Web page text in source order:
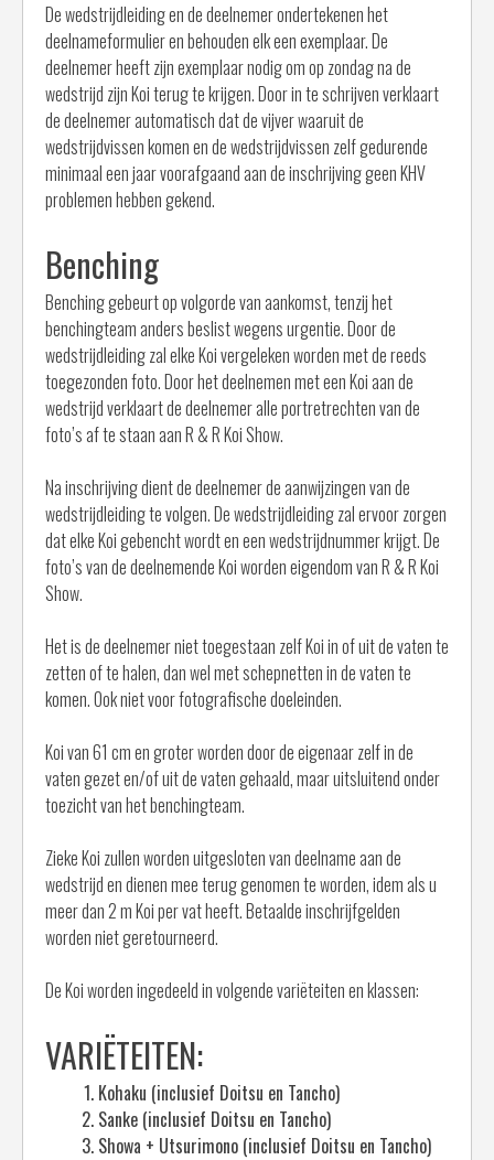
De wedstrijdleiding en de deelnemer ondertekenen het
deelnameformulier en behouden elk een exemplaar. De
deelnemer heeft zijn exemplaar nodig om op zondag na de
wedstrijd zijn Koi terug te krijgen. Door in te schrijven verklaart
de deelnemer automatisch dat de vijver waaruit de
wedstrijdvissen komen en de wedstrijdvissen zelf gedurende
minimaal een jaar voorafgaand aan de inschrijving geen KHV
problemen hebben gekend.
Benching
Benching gebeurt op volgorde van aankomst, tenzij het
benchingteam anders beslist wegens urgentie. Door de
wedstrijdleiding zal elke Koi vergeleken worden met de reeds
toegezonden foto. Door het deelnemen met een Koi aan de
wedstrijd verklaart de deelnemer alle portretrechten van de
foto’s af te staan aan R & R Koi Show.
Na inschrijving dient de deelnemer de aanwijzingen van de
wedstrijdleiding te volgen. De wedstrijdleiding zal ervoor zorgen
dat elke Koi gebencht wordt en een wedstrijdnummer krijgt. De
foto’s van de deelnemende Koi worden eigendom van R & R Koi
Show.
Het is de deelnemer niet toegestaan zelf Koi in of uit de vaten te
zetten of te halen, dan wel met schepnetten in de vaten te
komen. Ook niet voor fotografische doeleinden.
Koi van 61 cm en groter worden door de eigenaar zelf in de
vaten gezet en/of uit de vaten gehaald, maar uitsluitend onder
toezicht van het benchingteam.
Zieke Koi zullen worden uitgesloten van deelname aan de
wedstrijd en dienen mee terug genomen te worden, idem als u
meer dan 2 m Koi per vat heeft. Betaalde inschrijfgelden
worden niet geretourneerd.
De Koi worden ingedeeld in volgende variëteiten en klassen:
VARIËTEITEN:
Kohaku (inclusief Doitsu en Tancho)
Sanke (inclusief Doitsu en Tancho)
Showa + Utsurimono (inclusief Doitsu en Tancho)